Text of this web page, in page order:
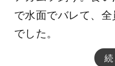
で水面でバレて、
でした。